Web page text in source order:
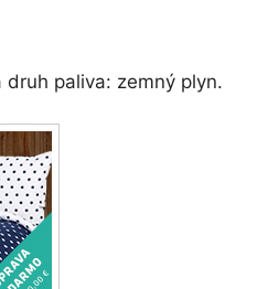
paliva: zemný plyn.